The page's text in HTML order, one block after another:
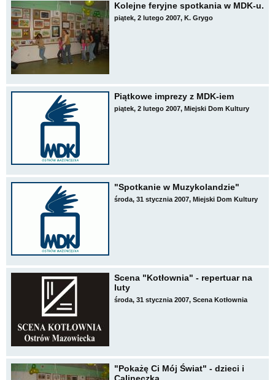
Kolejne feryjne spotkania w MDK-u.
piątek, 2 lutego 2007, K. Grygo
Piątkowe imprezy z MDK-iem
piątek, 2 lutego 2007, Miejski Dom Kultury
"Spotkanie w Muzykolandzie"
środa, 31 stycznia 2007, Miejski Dom Kultury
Scena "Kotłownia" - repertuar na
luty
środa, 31 stycznia 2007, Scena Kotłownia
"Pokażę Ci Mój Świat" - dzieci i